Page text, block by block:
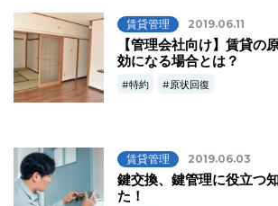
賃貸管理 2019.06.11
【管理会社向け】賃貸の
効になる場合とは？
特約 原状回復
賃貸管理 2019.06.03
鍵交換、鍵管理に役立つ
た！